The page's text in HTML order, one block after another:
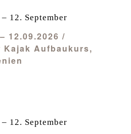
12.09.2026 /
Kajak Aufbaukurs,
– 12. September
– 12. September